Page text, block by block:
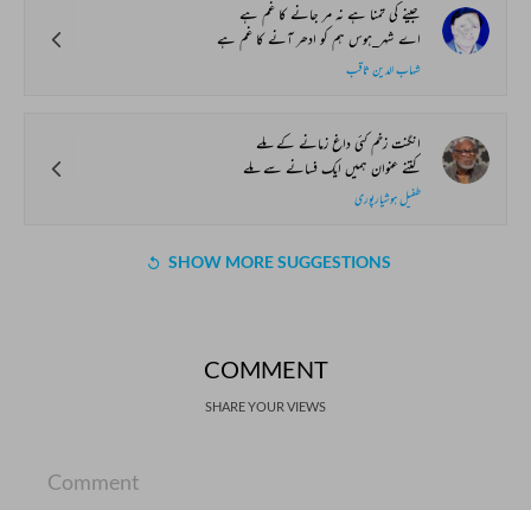
جینے کی تمنا ہے نہ مر جانے کا غم ہے
اے شہر_ہوس ہم کو ادھر آنے کا غم ہے
شہاب الدین ثاقب
انگنت زخم کئی داغ زمانے کے ملے
کتنے عنوان ہمیں ایک فسانے سے ملے
طفیل ہوشیارپوری
SHOW MORE SUGGESTIONS
COMMENT
SHARE YOUR VIEWS
Comment